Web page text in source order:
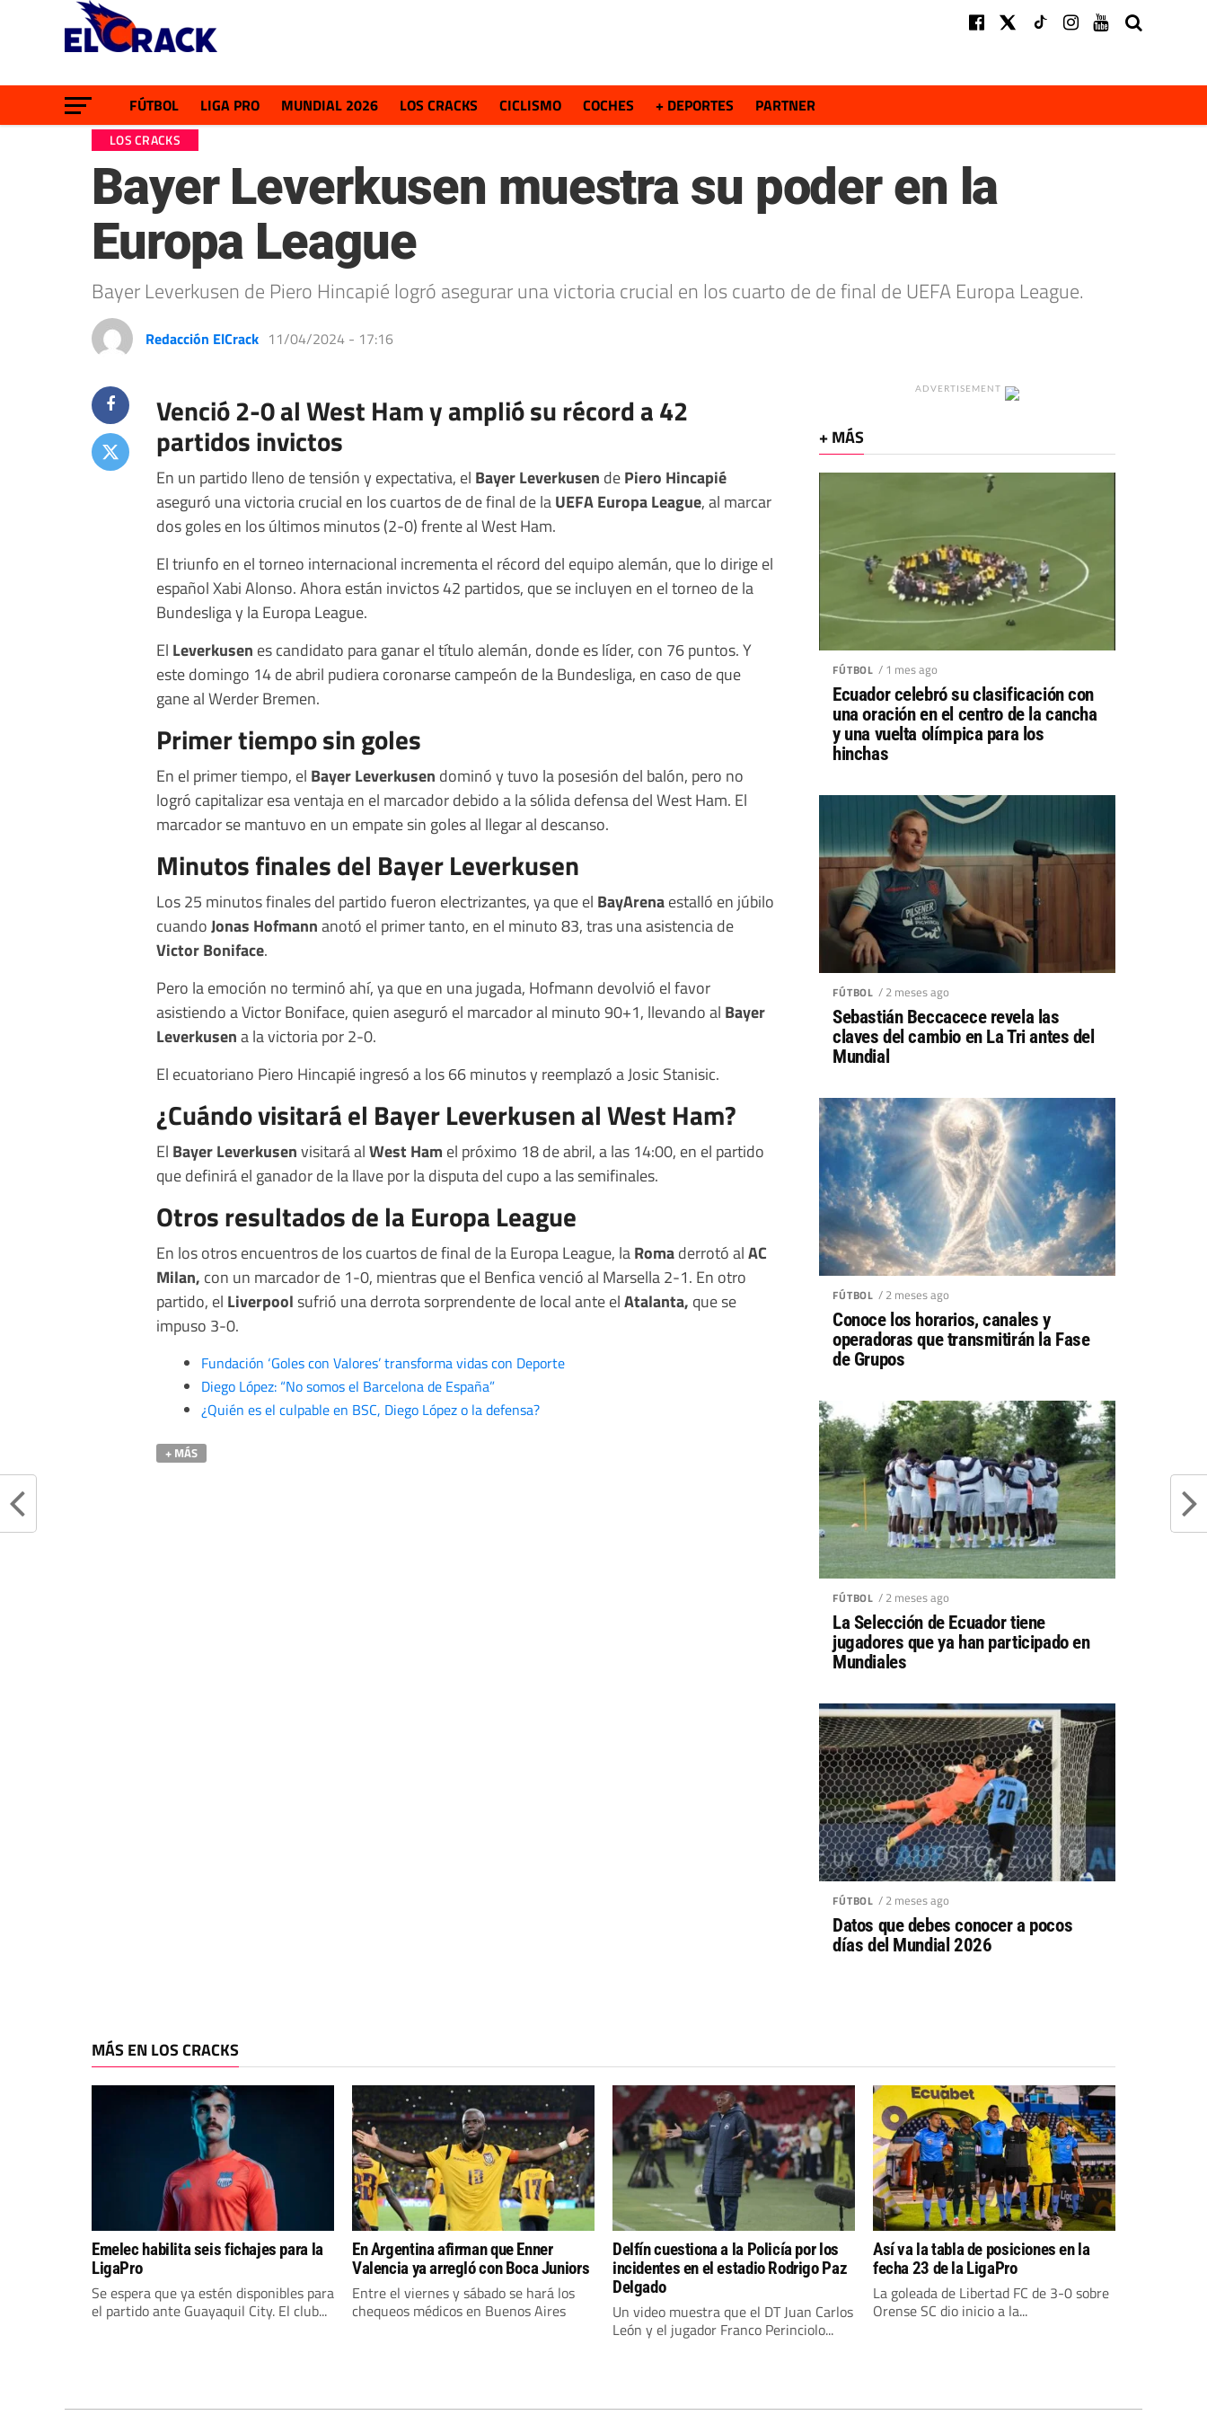
FÚTBOL LIGA PRO MUNDIAL 2026 LOS CRACKS CICLISMO COCHES + DEPORTES PARTNER
LOS CRACKS
Bayer Leverkusen muestra su poder en la
Europa League
Bayer Leverkusen de Piero Hincapié logró asegurar una victoria crucial en los cuarto de de final de UEFA Europa League.
Redacción ElCrack 11/04/2024 - 17:16
Venció 2-0 al West Ham y amplió su récord a 42
partidos invictos
En un partido lleno de tensión y expectativa, el Bayer Leverkusen dePiero Hincapié
aseguró una victoria crucial en los cuartos de de final de laUEFA Europa League, al marcar
dos goles en los últimos minutos (2-0) frente al West Ham.
El triunfo en el torneo internacional incrementa el récord del equipo alemán, que lo dirige el
español Xabi Alonso. Ahora están invictos 42 partidos, que se incluyen en el torneo de la
Bundesliga y la Europa League.
El Leverkusen es candidato para ganar el título alemán, donde es líder, con 76 puntos. Y
este domingo 14 de abril pudiera coronarse campeón de la Bundesliga, en caso de que
gane al Werder Bremen.
Primer tiempo sin goles
En el primer tiempo, el Bayer Leverkusen dominó y tuvo la posesión del balón, pero no
logró capitalizar esa ventaja en el marcador debido a la sólida defensa del West Ham. El
marcador se mantuvo en un empate sin goles al llegar al descanso.
Minutos finales del Bayer Leverkusen
Los 25 minutos finales del partido fueron electrizantes, ya que el BayArenaestalló en júbilo
cuandoJonas Hofmannanotó el primer tanto, en el minuto 83, tras una asistencia de
Victor Boniface.
Pero la emoción no terminó ahí, ya que en una jugada, Hofmann devolvió el favor
asistiendo a Victor Boniface, quien aseguró el marcador al minuto 90+1, llevando al Bayer
Leverkusena la victoria por 2-0.
El ecuatoriano Piero Hincapié ingresó a los 66 minutos y reemplazó a Josic Stanisic.
¿Cuándo visitará el Bayer Leverkusen al West Ham?
El Bayer Leverkusenvisitará alWest Ham el próximo 18 de abril, a las 14:00, en el partido
que definirá el ganador de la llave por la disputa del cupo a las semifinales.
Otros resultados de la Europa League
En los otros encuentros de los cuartos de final de la Europa League, laRomaderrotó alAC
Milan, con un marcador de 1-0, mientras que el Benfica venció al Marsella 2-1. En otro
partido, el Liverpoolsufrió una derrota sorprendente de local ante elAtalanta, que se
impuso 3-0.
Fundación ‘Goles con Valores’ transforma vidas con Deporte
Diego López: “No somos el Barcelona de España”
¿Quién es el culpable en BSC, Diego López o la defensa?
+ MÁS
ADVERTISEMENT
+ MÁS
FÚTBOL / 1 mes ago
Ecuador celebró su clasificación con
una oración en el centro de la cancha
y una vuelta olímpica para los
hinchas
FÚTBOL / 2 meses ago
Sebastián Beccacece revela las
claves del cambio en La Tri antes del
Mundial
FÚTBOL / 2 meses ago
Conoce los horarios, canales y
operadoras que transmitirán la Fase
de Grupos
FÚTBOL / 2 meses ago
La Selección de Ecuador tiene
jugadores que ya han participado en
Mundiales
FÚTBOL / 2 meses ago
Datos que debes conocer a pocos
días del Mundial 2026
MÁS EN LOS CRACKS
Emelec habilita seis fichajes para la
LigaPro
Se espera que ya estén disponibles para
el partido ante Guayaquil City. El club...
En Argentina afirman que Enner
Valencia ya arregló con Boca Juniors
Entre el viernes y sábado se hará los
chequeos médicos en Buenos Aires
Delfín cuestiona a la Policía por los
incidentes en el estadio Rodrigo Paz
Delgado
Un video muestra que el DT Juan Carlos
León y el jugador Franco Perinciolo...
Así va la tabla de posiciones en la
fecha 23 de la LigaPro
La goleada de Libertad FC de 3-0 sobre
Orense SC dio inicio a la...